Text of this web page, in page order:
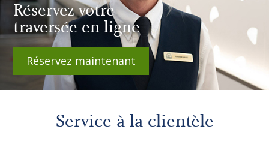
Réservez votre
traversée en ligne
Réservez maintenant
Service à la clientèle